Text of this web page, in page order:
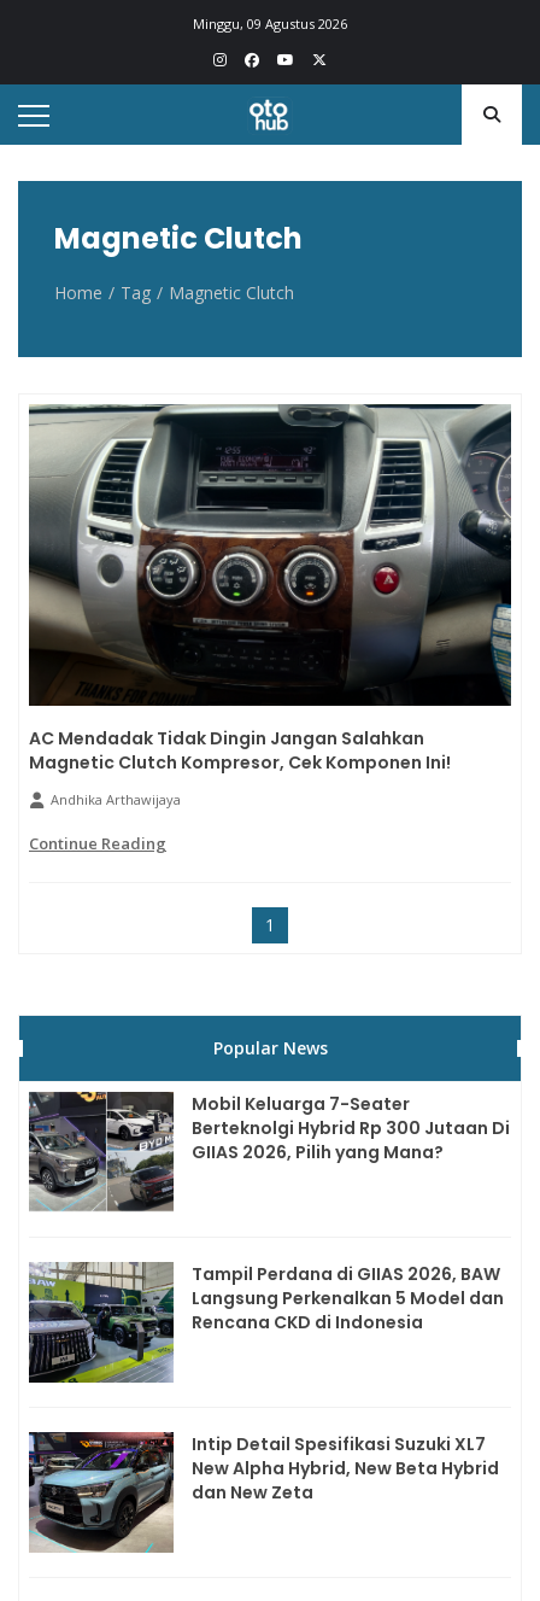
Minggu, 09 Agustus 2026
Otohub.co
Portal berita otomotif Indonesia terkini
Magnetic Clutch
Home Tag Magnetic Clutch
AC Mendadak Tidak Dingin Jangan Salahkan
Magnetic Clutch Kompresor, Cek Komponen Ini!
Andhika Arthawijaya
Continue Reading
1
Popular News
Mobil Keluarga 7-Seater
Berteknolgi Hybrid Rp 300 Jutaan Di
GIIAS 2026, Pilih yang Mana?
Tampil Perdana di GIIAS 2026, BAW
Langsung Perkenalkan 5 Model dan
Rencana CKD di Indonesia
Intip Detail Spesifikasi Suzuki XL7
New Alpha Hybrid, New Beta Hybrid
dan New Zeta